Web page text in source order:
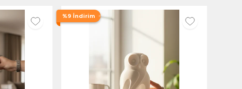
%9 İndirim